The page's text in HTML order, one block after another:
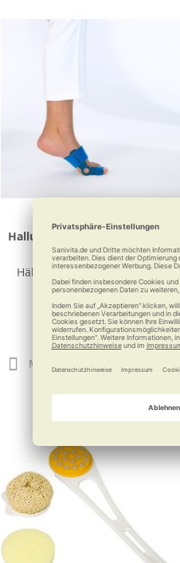
Hallufix Hallux-valgus-Schiene
Slim Comfort 2.0
Hält mobil bei Hallux valgus
79,90 €
Merken